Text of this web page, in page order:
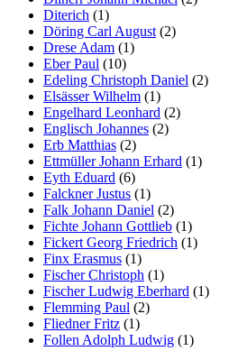
Diterich (1)
Döring Carl August (2)
Drese Adam (1)
Eber Paul (10)
Edeling Christoph Daniel (2)
Elsässer Wilhelm (1)
Engelhard Leonhard (2)
Englisch Johannes (2)
Erb Matthias (2)
Ettmüller Johann Erhard (1)
Eyth Eduard (6)
Falckner Justus (1)
Falk Johann Daniel (2)
Fichte Johann Gottlieb (1)
Fickert Georg Friedrich (1)
Finx Erasmus (1)
Fischer Christoph (1)
Fischer Ludwig Eberhard (1)
Flemming Paul (2)
Fliedner Fritz (1)
Follen Adolph Ludwig (1)